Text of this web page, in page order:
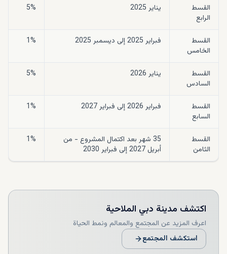
القسط
الرابع
يناير 2025 5%
القسط
الخامس
فبراير 2025 إلى ديسمبر 2025 1%
القسط
السادس
يناير 2026 5%
القسط
السابع
فبراير 2026 إلى فبراير 2027 1%
القسط
الثامن
35 شهر بعد اكتمال المشروع - من
أبريل 2027 إلى فبراير 2030
1%
اكتشف مدينة دبي الملاحية
اعرف المزيد عن المجتمع والمعالم ونمط الحياة
استكشف المجتمع